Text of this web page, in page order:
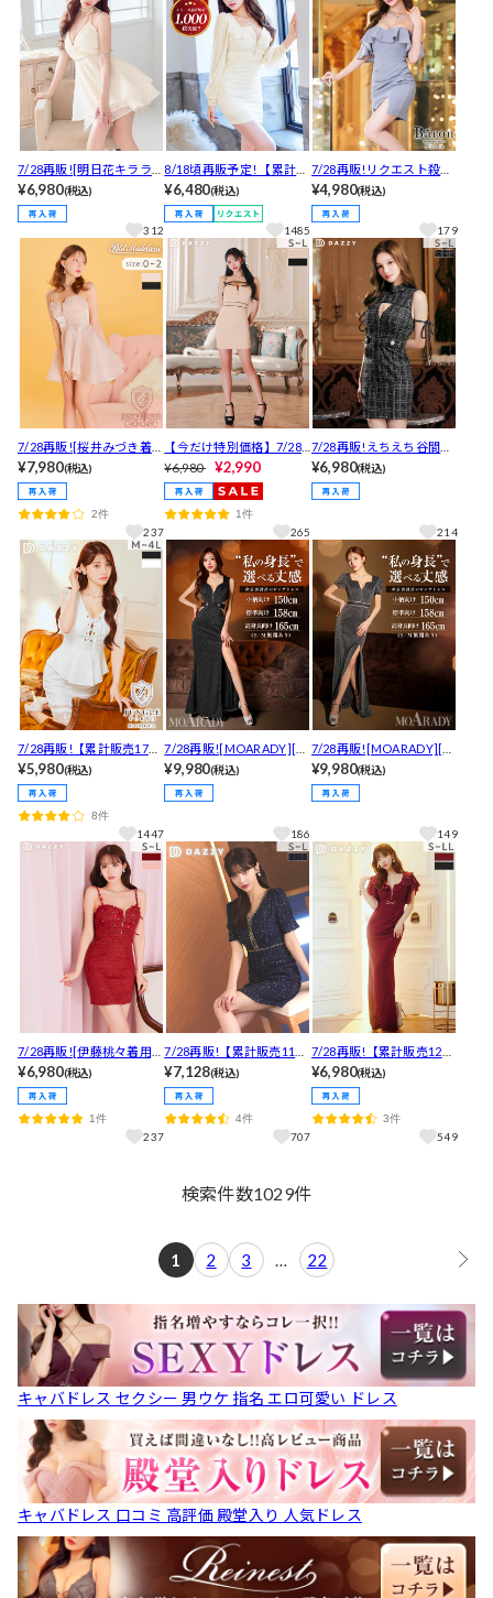
7/28再販![明日花キララ着
用]わずか2日で即完した
お尻カバー叶うAライン×
谷間魅せ♪華やかビジュ
ーチェーンAラインミニ丈
キャバドレス[XS-M/3サイ
ズ展開]
¥6,980(税込)
312
8/18頃再販予定! 【累計販
売1000枚以上×伊藤桃々着
用】男ウケNo.1輝くラメ
ツイード胸元ジップ×シア
ー長袖タイトミニ丈キャ
バドレス[SML/3サイズ展
開]【入荷通知登録推奨】
¥6,480(税込)
1485
7/28再販!リクエスト殺到
で初再販?SEXYギャザーフ
リルオフショルタイトミ
ニ丈キャバドレス[SML/3
サイズ展開]
¥4,980(税込)
179
7/28再販![桜井みづき着
用・小さめサイズ]インパ
ン付きで安心!肩周りすっ
きり谷間魅せフロントジ
ップ×ビスチェ風チュール
Aラインミニ丈キャバドレ
ス[Petit Madeleine ]
¥7,980(税込)
2件
237
【今だけ特別価格】7/28
再販!谷間めちゃ盛れる!え
ちあまリボン谷間ジップ
ホールバイカラービジュ
ータイトミニ丈キャバド
レス[SML/3サイズ展開]
¥6,980 ¥2,990
1件
265
7/28再販!えちえち谷間ホ
ールジップ×CUTEな二の
腕リボンツイードチェッ
クタイトミニ丈キャバド
¥6,980(税込)
214
7/28再販!【累計販売1700
枚以上,4Lまであり】フロ
ントレースアップレース
タイトミニ丈キャバドレ
ス[M~4L/5サイズ展開]
¥5,980(税込)
8件
1447
7/28再販![MOARADY][姉
ドレス]低身長でも着れ
る！フロントジップウエ
ストシアーノースリーブ
[SML/3サイズ展開]
¥9,980(税込)
186
7/28再販![MOARADY][姉
ドレス]低身長でも着れ
る！フロントジップグリ
ッタービジューパフスリ
レス[SML/3サイズ展開]
¥9,980(税込)
149
7/28再販![伊藤桃々着用]
煌めくビジューとあざと
リボン谷間ジップツイー
ドタイトミニ丈キャバド
レス[SML/3サイズ展開]
¥6,980(税込)
1件
237
7/28再販!【累計販売1100
枚以上】「スタイル盛れ
る」と高評価！フロント
ジップスパンコールラメ
ツイード半袖タイトミニ
丈キャバドレス[SMLサイ
¥7,128(税込)
4件
707
7/28再販!【累計販売1200
枚以上,LLあり】褒められ
たの声続出！伸縮性抜群
フリル二の腕隠し胸元も
セクシーなスリットロン
¥6,980(税込)
3件
549
検索件数1029件
1 2 3 22
キャバドレス セクシー 男ウケ 指名 エロ可愛い ドレス
キャバドレス 口コミ 高評価 殿堂入り 人気ドレス